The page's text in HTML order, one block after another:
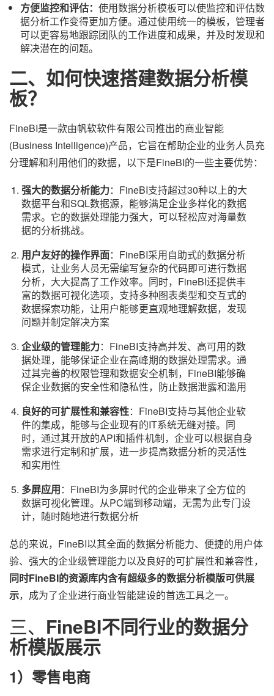
方便监控和评估： 使用数据分析模板可以使监控和评估数
据分析工作变得更加方便。通过使用统一的模板，管理者
可以更容易地跟踪团队的工作进度和成果，并及时发现和
解决潜在的问题。
二、 如何快速搭建数据分析模
板？
FineBI是一款由帆软软件有限公司推出的商业智能
(Business Intelligence)产品，它旨在帮助企业的业务人员充
分理解和利用他们的数据，以下是FineBI的一些主要优势：
强大的数据分析能力：FineBI支持超过30种以上的大
数据平台和SQL数据源，能够满足企业多样化的数据
需求。它的数据处理能力强大，可以轻松应对海量数
据的分析挑战。
用户友好的操作界面：FineBI采用自助式的数据分析
模式，让业务人员无需编写复杂的代码即可进行数据
分析，大大提高了工作效率。同时，FineBI还提供丰
富的数据可视化选项，支持多种图表类型和交互式的
数据探索功能，让用户能够更直观地理解数据，发现
问题并制定解决方案
企业级的管理能力：FineBI支持高并发、高可用的数
据处理，能够保证企业在高峰期的数据处理需求。通
过其完善的权限管理和数据安全机制，FineBI能够确
保企业数据的安全性和隐私性，防止数据泄露和滥用
良好的可扩展性和兼容性：FineBI支持与其他企业软
件的集成，能够与企业现有的IT系统无缝对接。同
时，通过其开放的API和插件机制，企业可以根据自身
需求进行定制和扩展，进一步提高数据分析的灵活性
和实用性
多屏应用：FineBI为多屏时代的企业带来了全方位的
数据可视化管理。从PC端到移动端，无需为此专门设
计，随时随地进行数据分析
总的来说，FineBI以其全面的数据分析能力、便捷的用户体
验、强大的企业级管理能力以及良好的可扩展性和兼容性，
同时FineBI的资源库内含有超级多的数据分析模版可供展
示，成为了企业进行商业智能建设的首选工具之一。
三、 FineBI不同行业的数据分
析模版展示
1）零售电商